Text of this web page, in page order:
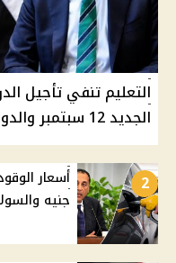
التعليم تنفي تأجيل
الجديد 12 سبتمبر والدولية 6 سبتمبر
2
جنيه والسولار